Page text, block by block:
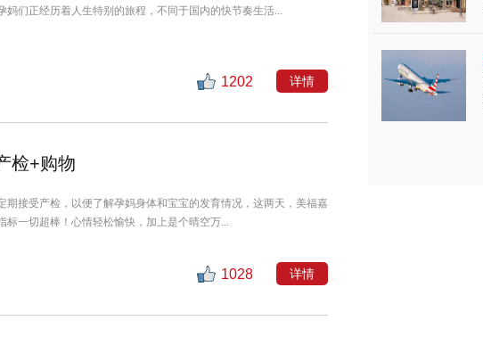
妈们正经历着人生特别的旅程，不同于国内的快节奏生活...
1202 详情
检+购物
期接受产检，以便了解孕妈身体和宝宝的发育情况，这两天，美福嘉
标一切超棒！心情轻松愉快，加上是个晴空万...
1028 详情